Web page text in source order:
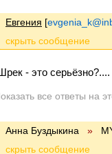
Евгения [
- это
все ответы на
Анна Буздыкина »